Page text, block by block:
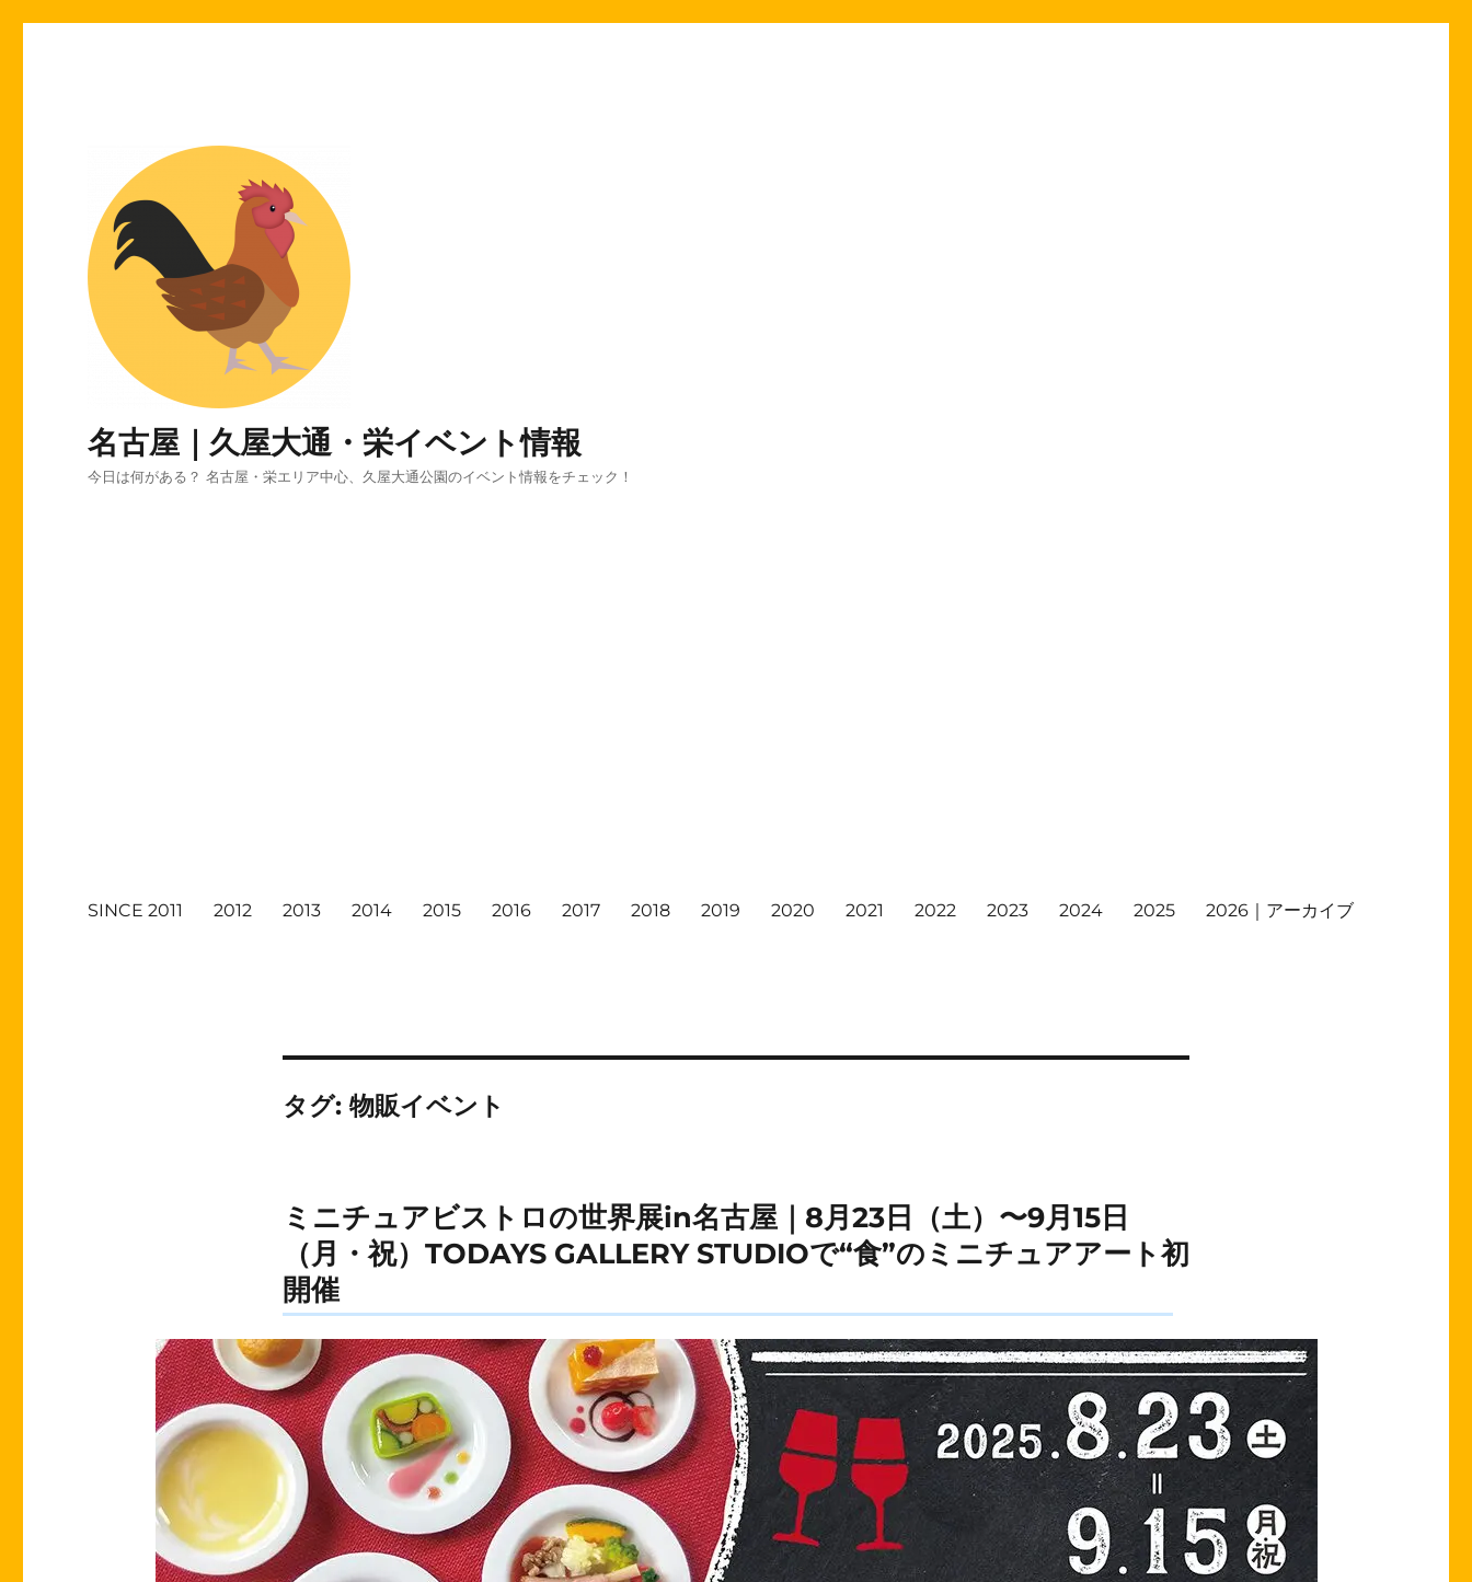
名古屋｜久屋大通・栄イベント情報
今日は何がある？ 名古屋・栄エリア中心、久屋大通公園のイベント情報をチェック！
SINCE 2011 2012 2013 2014 2015 2016 2017 2018 2019 2020 2021 2022 2023 2024 2025 2026｜アーカイブ
タグ: 物販イベント
ミニチュアビストロの世界展in名古屋｜8月23日（土）〜9月15日
（月・祝）TODAYS GALLERY STUDIOで“食”のミニチュアアート初
開催